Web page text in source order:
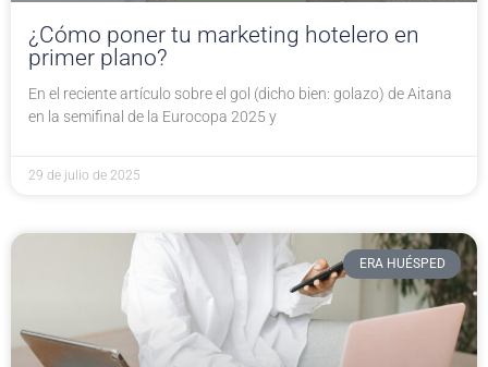
¿Cómo poner tu marketing hotelero en
primer plano?
En el reciente artículo sobre el gol (dicho bien: golazo) de Aitana
en la semifinal de la Eurocopa 2025 y
29 de julio de 2025
ERA HUÉSPED